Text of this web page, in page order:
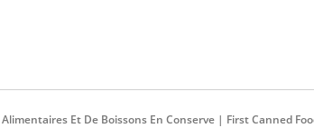
Et De Boissons En Conserve | First Canned